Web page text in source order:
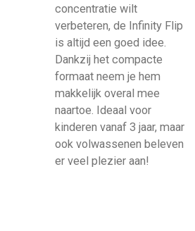
concentratie wilt
verbeteren, de Infinity Flip
is altijd een goed idee.
Dankzij het compacte
formaat neem je hem
makkelijk overal mee
naartoe. Ideaal voor
kinderen vanaf 3 jaar, maar
ook volwassenen beleven
er veel plezier aan!